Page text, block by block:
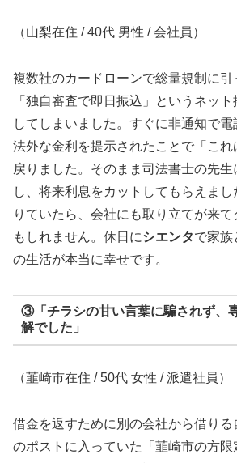
（山梨在住 / 40代 男性 / 会社員）
複数社のカードローンで総量規制に引
「独自審査で即日振込」というネッ
してしまいました。すぐに非通知で電
法外な金利を提示されたことで「これ
戻りました。そのまま司法書士の先
し、将来利息をカットしてもらえま
りていたら、会社にも取り立てが来
もしれません。休日にシエンタで家族
の生活が本当に幸せです。
③「チラシの甘い言葉に騙されず、
解でした」
（韮崎市在住 / 50代 女性 / 派遣社員）
借金を返すために別の会社から借り
のポストに入っていた「韮崎市の方